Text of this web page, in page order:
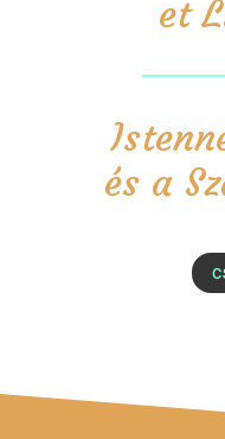
et
és a